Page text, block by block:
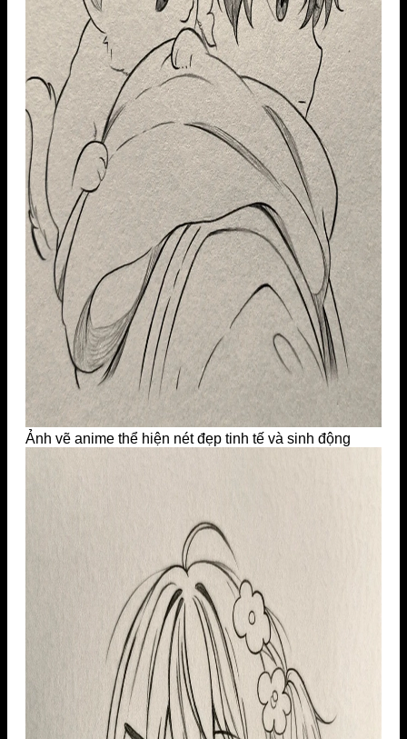
Ảnh vẽ anime thể hiện nét đẹp tinh tế và sinh động